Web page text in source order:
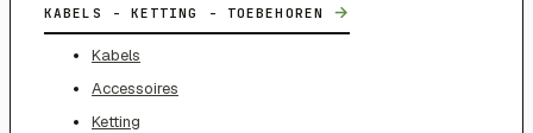
KABELS - KETTING - TOEBEHOREN →
Kabels
Accessoires
Ketting